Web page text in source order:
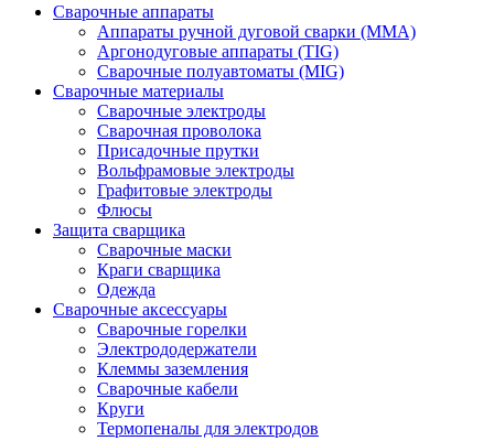
Сварочные аппараты
Аппараты ручной дуговой сварки (MMA)
Аргонодуговые аппараты (TIG)
Сварочные полуавтоматы (MIG)
Сварочные материалы
Сварочные электроды
Сварочная проволока
Присадочные прутки
Вольфрамовые электроды
Графитовые электроды
Флюсы
Защита сварщика
Сварочные маски
Краги сварщика
Одежда
Сварочные аксессуары
Сварочные горелки
Электрододержатели
Клеммы заземления
Сварочные кабели
Круги
Термопеналы для электродов